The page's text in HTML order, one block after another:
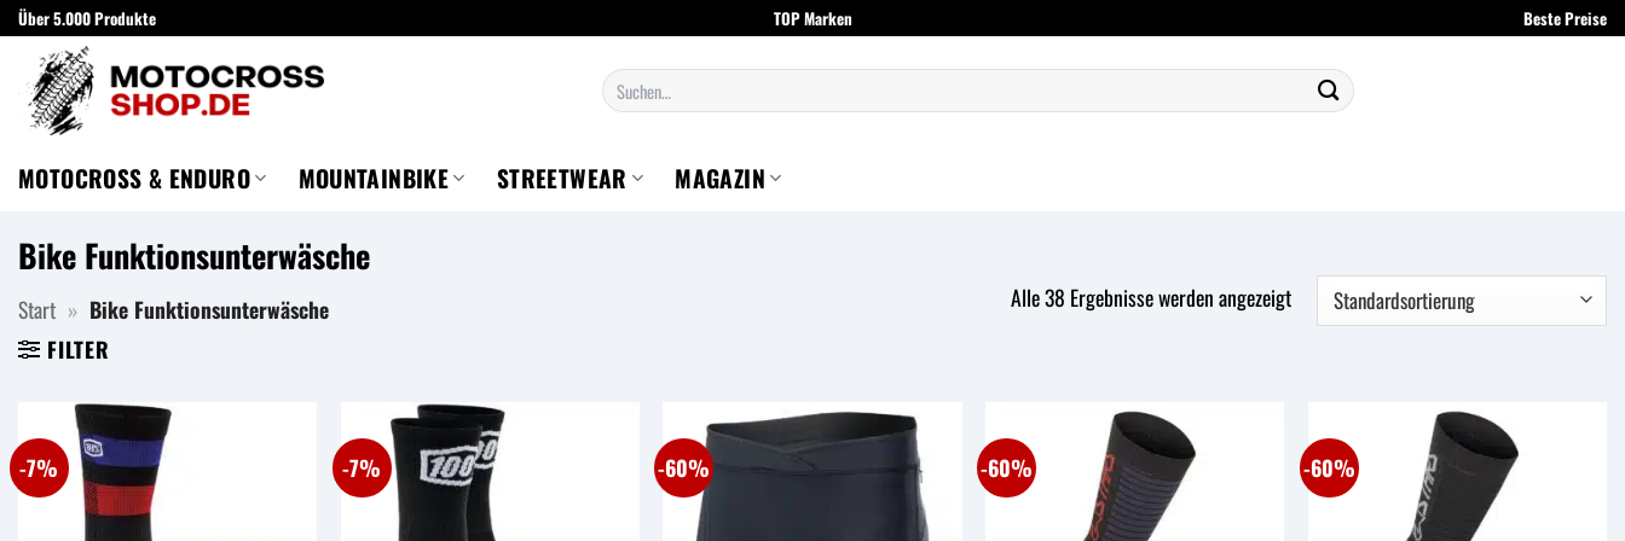
Zum
Inhalt
springen
Über 5.000 Produkte TOP Marken Beste Preise
Suchen
nach:
MOTOCROSS & ENDURO MOUNTAINBIKE STREETWEAR MAGAZIN
Bike Funktionsunterwäsche
Start » Bike Funktionsunterwäsche
FILTER
Alle 38 Ergebnisse werden angezeigt
-7% -7% -60% -60% -60%